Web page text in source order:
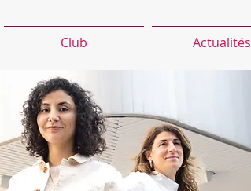
Club Actualités